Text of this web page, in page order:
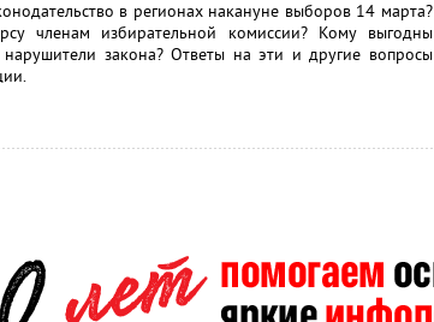
в регионах накануне выборов 14 марта?
членам избирательной комиссии? Кому выгодны
закона? Ответы на эти и другие вопросы